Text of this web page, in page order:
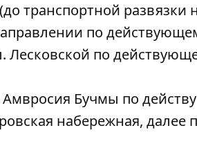
транспортной развязки
по
Лесковской по
Амвросия Бучмы по
набережная, далее